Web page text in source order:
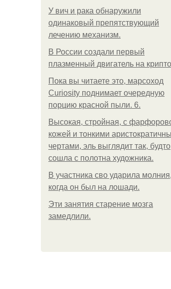
У вич и рака обнаружили
одинаковый препятствующий
лечению механизм.
В России создали первый
плазменный двигатель на
Пока вы читаете это, марсоход
Curiosity поднимает очередную
порцию красной пыли. 6.
Высокая, стройная, с
кожей и тонкими
чертами, эль выглядит так, будто
сошла с полотна художника.
В участника сво ударила молния,
когда он был на лошади.
Эти занятия старение мозга
замедлили.